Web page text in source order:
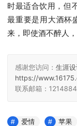
时最适合饮用，但
最重要是用大酒杯
来，即使酒不醉人
感谢您访问： 生涯
https://
联系邮箱：
爱情 苹果